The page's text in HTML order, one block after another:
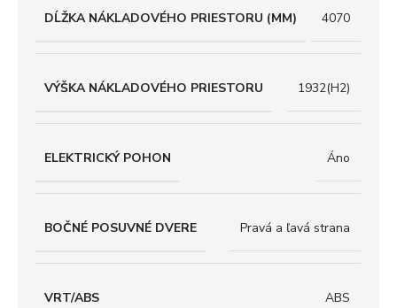
DĹŽKA NÁKLADOVÉHO PRIESTORU (MM) 4070
VÝŠKA NÁKLADOVÉHO PRIESTORU 1932(H2)
ELEKTRICKÝ POHON Áno
BOČNÉ POSUVNÉ DVERE Pravá a ľavá strana
VRT/ABS ABS